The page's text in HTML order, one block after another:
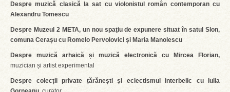
Despre muzică clasică la sat cu violonistul român contemporan cu
Alexandru Tomescu
Despre Muzeul 2 META, un nou spaţiu de expunere situat în satul Slon,
comuna Cerașu cu Romelo Pervolovici și Maria Manolescu
Despre muzică arhaică și muzică electronică cu Mircea Florian,
muzician și artist experimental
Despre colecții private țărănești și eclectismul interbelic cu Iulia